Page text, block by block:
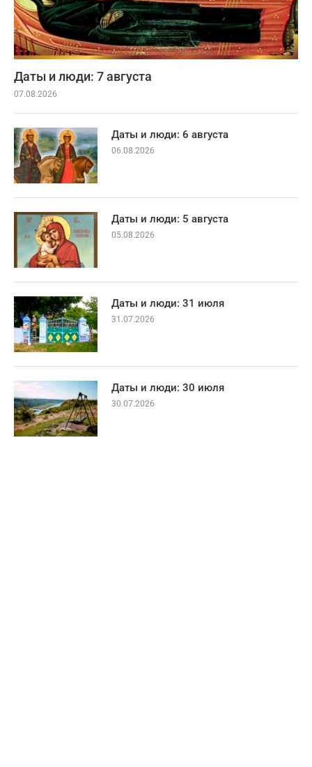
Даты и люди: 7 августа
07.08.2026
Даты и люди: 6 августа
06.08.2026
Даты и люди: 5 августа
05.08.2026
Даты и люди: 31 июля
31.07.2026
Даты и люди: 30 июля
30.07.2026